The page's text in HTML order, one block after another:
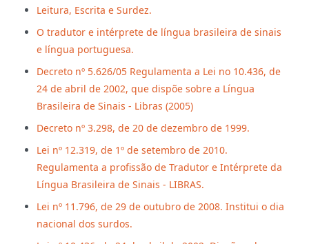
Leitura, Escrita e Surdez.
O tradutor e intérprete de língua brasileira de sinais
e língua portuguesa.
Decreto nº 5.626/05 Regulamenta a Lei no 10.436, de
24 de abril de 2002, que dispõe sobre a Língua
Brasileira de Sinais - Libras (2005)
Decreto nº 3.298, de 20 de dezembro de 1999.
Lei nº 12.319, de 1º de setembro de 2010.
Regulamenta a profissão de Tradutor e Intérprete da
Língua Brasileira de Sinais - LIBRAS.
Lei nº 11.796, de 29 de outubro de 2008. Institui o dia
nacional dos surdos.